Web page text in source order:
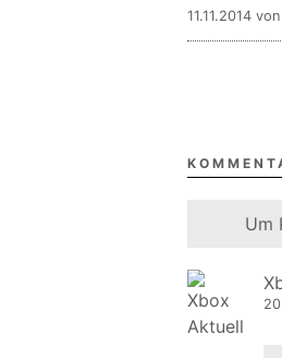
11.11.2014
Um